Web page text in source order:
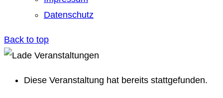
Datenschutz
Back to top
Diese Veranstaltung hat bereits stattgefunden.